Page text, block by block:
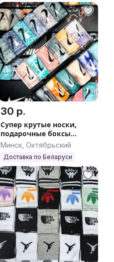
30 р.
Супер крутые носки,
подарочные боксы
Nike.Турция
Минск, Октябрьский
Доставка по Беларуси